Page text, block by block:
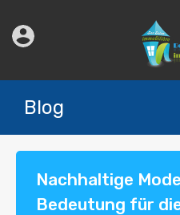
Blog
Nachhaltige
Bedeutung für